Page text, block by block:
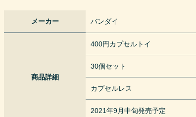
メーカー バンダイ
商品詳細
400円カプセルトイ
30個セット
カプセルレス
2021年9月中旬発売予定